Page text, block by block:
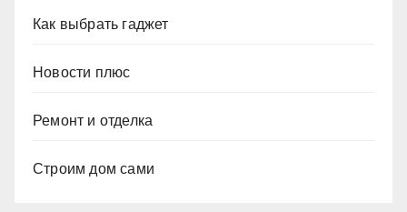
Как выбрать гаджет
Новости плюс
Ремонт и отделка
Строим дом сами